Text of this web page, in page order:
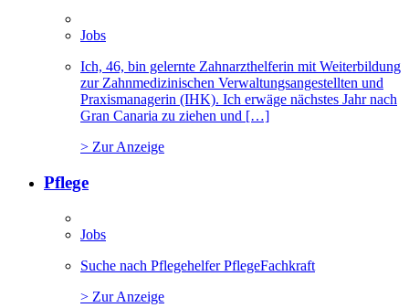
Jobs
Ich, 46, bin gelernte Zahnarzthelferin mit Weiterbildung
zur Zahnmedizinischen Verwaltungsangestellten und
Praxismanagerin (IHK). Ich erwäge nächstes Jahr nach
Gran Canaria zu ziehen und […]
> Zur Anzeige
Pflege
Jobs
Suche nach Pflegehelfer PflegeFachkraft
> Zur Anzeige